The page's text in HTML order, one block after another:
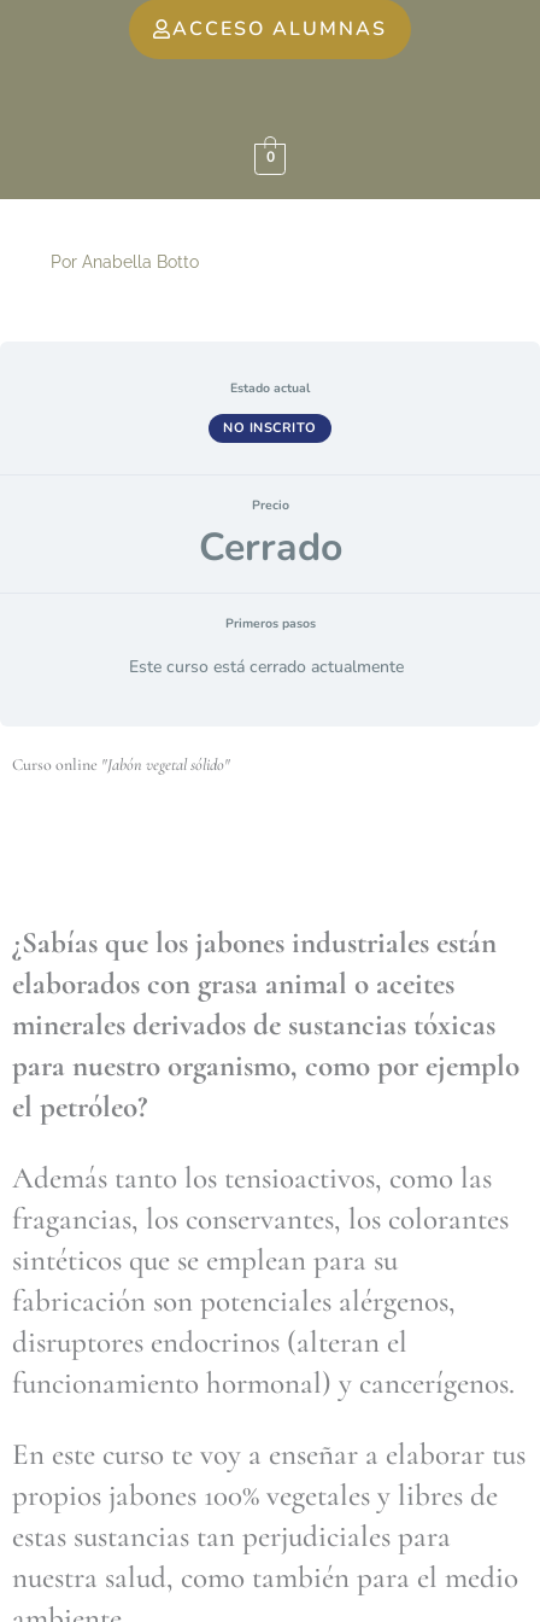
ACCESO ALUMNAS
0
Por Anabella Botto
Estado actual
NO INSCRITO
Precio
Cerrado
Primeros pasos
Este curso está cerrado actualmente
Curso online "Jabón vegetal sólido"
¿Sabías que los jabones industriales están
elaborados con grasa animal o aceites
minerales derivados de sustancias tóxicas
para nuestro organismo, como por ejemplo
el petróleo?
Además tanto los tensioactivos, como las
fragancias, los conservantes, los colorantes
sintéticos que se emplean para su
fabricación son potenciales alérgenos,
disruptores endocrinos (alteran el
funcionamiento hormonal) y cancerígenos.
En este curso te voy a enseñar a elaborar tus
propios jabones 100% vegetales y libres de
estas sustancias tan perjudiciales para
nuestra salud, como también para el medio